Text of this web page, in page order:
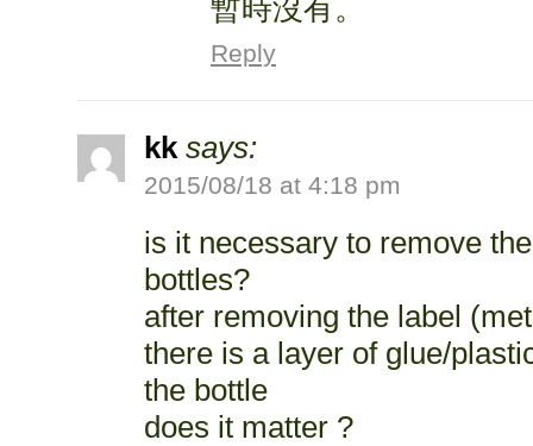
暫時沒有。
Reply
kk says:
2015/08/18 at 4:18 pm
is it necessary to remove
bottles?
after removing the label
there is a layer of glue/
the bottle
does it matter ?